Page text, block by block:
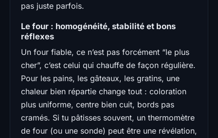
pas juste parfois.
Le four : homogénéité, stabilité et bons
réflexes
Un four fiable, ce n’est pas forcément “le plus
cher”, c’est celui qui chauffe de façon régulière.
Pour les pains, les gâteaux, les gratins, une
chaleur bien répartie change tout : coloration
plus uniforme, centre bien cuit, bords pas
cramés. Si tu pâtisses souvent, un thermomètre
de four (ou une sonde) peut être une révélation,